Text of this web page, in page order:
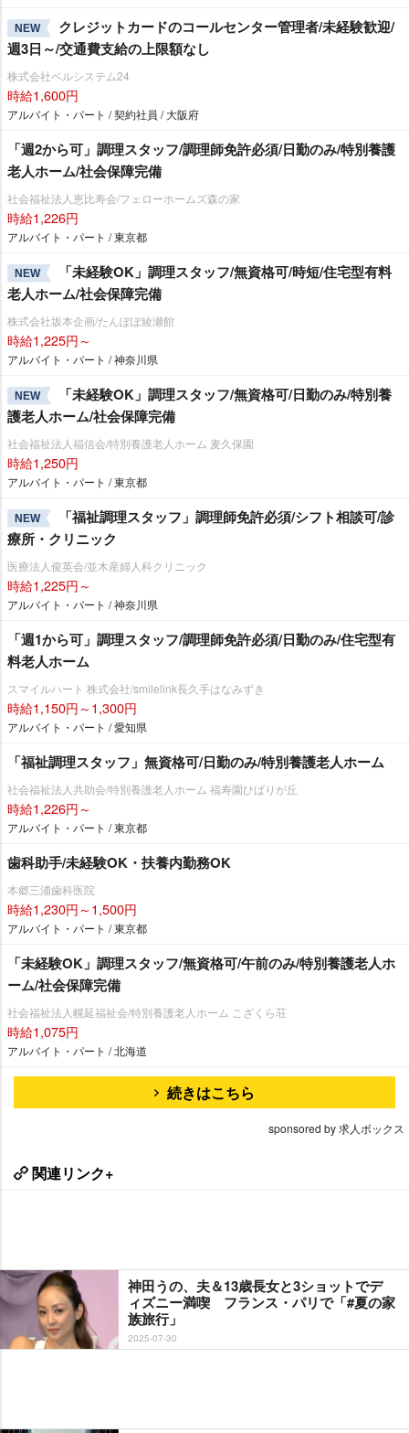
NEW
クレジットカードのコールセンター管理者/未経験歓迎/
週3日～/交通費支給の上限額なし
株式会社ベルシステム24
時給1,600円
アルバイト・パート / 契約社員 / 大阪府
「週2から可」調理スタッフ/調理師免許必須/日勤のみ/特別養護
老人ホーム/社会保障完備
社会福祉法人恵比寿会/フェローホームズ森の家
時給1,226円
アルバイト・パート / 東京都
NEW
「未経験OK」調理スタッフ/無資格可/時短/住宅型有料
老人ホーム/社会保障完備
株式会社坂本企画/たんぽぽ綾瀬館
時給1,225円～
アルバイト・パート / 神奈川県
NEW
「未経験OK」調理スタッフ/無資格可/日勤のみ/特別養
護老人ホーム/社会保障完備
社会福祉法人福信会/特別養護老人ホーム 麦久保園
時給1,250円
アルバイト・パート / 東京都
NEW
「福祉調理スタッフ」調理師免許必須/シフト相談可/診
療所・クリニック
医療法人俊英会/並木産婦人科クリニック
時給1,225円～
アルバイト・パート / 神奈川県
「週1から可」調理スタッフ/調理師免許必須/日勤のみ/住宅型有
料老人ホーム
スマイルハート 株式会社/smilelink長久手はなみずき
時給1,150円～1,300円
アルバイト・パート / 愛知県
「福祉調理スタッフ」無資格可/日勤のみ/特別養護老人ホーム
社会福祉法人共助会/特別養護老人ホーム 福寿園ひばりが丘
時給1,226円～
アルバイト・パート / 東京都
歯科助手/未経験OK・扶養内勤務OK
本郷三浦歯科医院
時給1,230円～1,500円
アルバイト・パート / 東京都
「未経験OK」調理スタッフ/無資格可/午前のみ/特別養護老人ホ
ーム/社会保障完備
社会福祉法人幌延福祉会/特別養護老人ホーム こざくら荘
時給1,075円
アルバイト・パート / 北海道
続きはこちら
sponsored by 求人ボックス
関連リンク+
神田うの、夫＆13歳長女と3ショットでデ
ィズニー満喫 フランス・パリで「#夏の家
族旅行」
2025-07-30